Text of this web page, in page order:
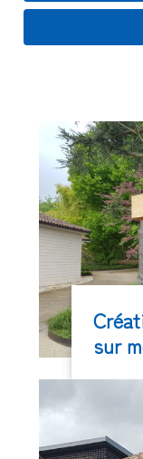
sur